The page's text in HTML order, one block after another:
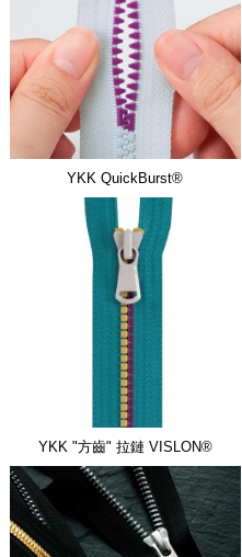
YKK QuickBurst®
YKK "方齒" 拉鏈 VISLON®